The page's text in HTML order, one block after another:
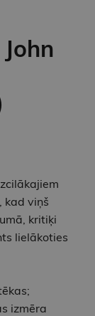
kad viņš
kritiķi
lielākoties
izmēra